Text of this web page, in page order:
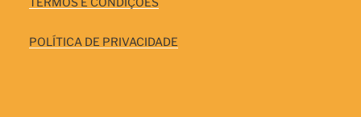
POLÍTICA DE PRIVACIDADE